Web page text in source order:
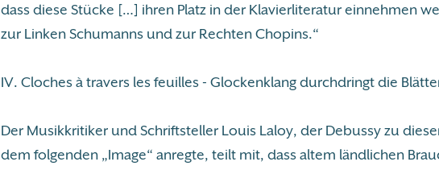
dass diese Stücke […] ihren Platz in der Klavierliteratur einnehmen
zur Linken Schumanns und zur Rechten Chopins.“
IV. Cloches à travers les feuilles - Glockenklang durchdringt die
Der Musikkritiker und Schriftsteller Louis Laloy, der Debussy zu
dem folgenden „Image“ anregte, teilt mit, dass altem ländlichen